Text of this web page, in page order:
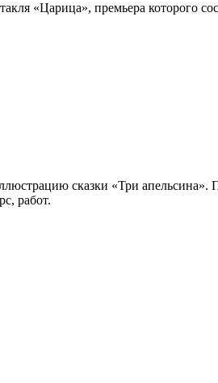
«Царица», премьера которого
сказки «Три апельсина».
работ.